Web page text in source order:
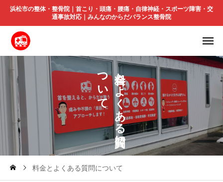
浜松市の整体・整骨院｜首こり・頭痛・腰痛・自律神経・スポーツ障害・交
通事故対応｜みんなのからだバランス整骨院
と
よ
く
あ
る
に
つ
い
て
料金とよくある質問について